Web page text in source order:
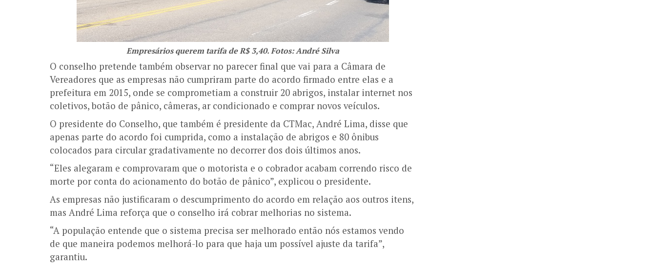
Empresários querem tarifa de R$ 3,40. Fotos: André Silva
O conselho pretende também observar no parecer final que vai para a Câmara de
Vereadores que as empresas não cumpriram parte do acordo firmado entre elas e a
prefeitura em 2015, onde se comprometiam a construir 20 abrigos, instalar internet nos
coletivos, botão de pânico, câmeras, ar condicionado e comprar novos veículos.
O presidente do Conselho, que também é presidente da CTMac, André Lima, disse que
apenas parte do acordo foi cumprida, como a instalação de abrigos e 80 ônibus
colocados para circular gradativamente no decorrer dos dois últimos anos.
“Eles alegaram e comprovaram que o motorista e o cobrador acabam correndo risco de
morte por conta do acionamento do botão de pânico”, explicou o presidente.
As empresas não justificaram o descumprimento do acordo em relação aos outros itens,
mas André Lima reforça que o conselho irá cobrar melhorias no sistema.
“A população entende que o sistema precisa ser melhorado então nós estamos vendo
de que maneira podemos melhorá-lo para que haja um possível ajuste da tarifa”,
garantiu.